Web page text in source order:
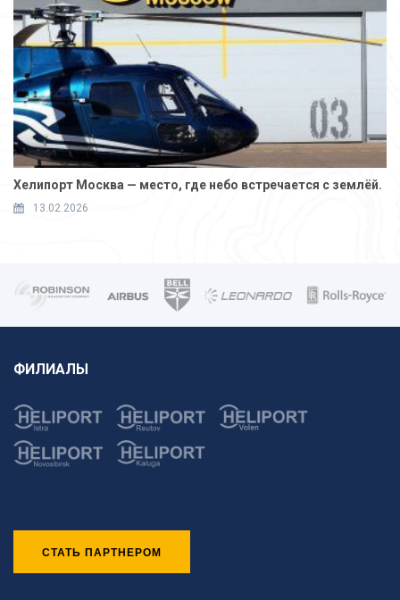
Хелипорт Москва — место, где небо встречается с землёй.
13.02.2026
ФИЛИАЛЫ
СТАТЬ ПАРТНЕРОМ